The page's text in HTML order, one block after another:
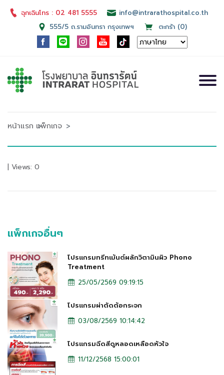
ฉุกเฉินโทร : 02 481 5555
info@intrarathospital.co.th
555/5 ถ.รามอินทรา กรุงเทพฯ
ตะกร้า (0)
หน้าแรก แพ็กเกจ
| Views: 0
แพ็กเกจอื่นๆ
โปรแกรมทรีทเม้นต์ผลักวิตามินผิว Phono
Treatment
25/05/2569 09:19:15
โปรแกรมผ่าตัดต้อกระจก
03/08/2569 10:14:42
โปรแกรมฉีดสีดูหลอดเหลือดหัวใจ
11/12/2568 15:00:01